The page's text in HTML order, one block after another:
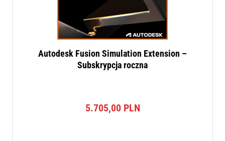
Autodesk Fusion Simulation Extension –
Subskrypcja roczna
5.705,00 PLN